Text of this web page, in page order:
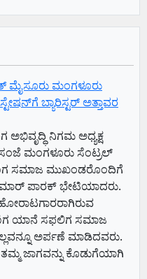
ಮೈಸೂರು ಮಂಗಳೂರು
ಬ್ಯಾರಿಸ್ಟರ್‌ ಅತ್ತಾವರ
ಅಭಿವೃದ್ಧಿ ನಿಗಮ ಅಧ್ಯಕ್ಷ‌
ಮಂಗಳೂರು ಸೆಂಟ್ರಲ್‌
ಸಮಾಜ ಮುಖಂಡರೊಂದಿಗೆ
ಕುಮಾರ್‌ ಪಾರಕ್‌ ಭೇಟಿಯಾದರು.
ಯಾನೆ ಸಫಲಿಗ ಸಮಾಜ
ಅರ್ಪಣೆ ಮಾಡಿದವರು.
ಜಾಗವನ್ನು ಕೊಡುಗೆಯಾಗಿ